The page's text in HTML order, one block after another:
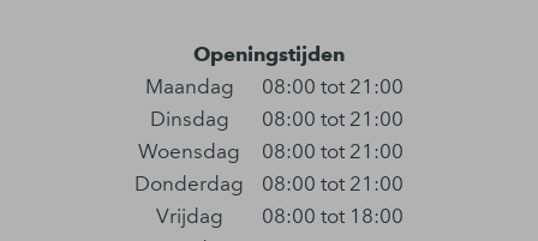
Openingstijden
Maandag
08:00 tot 21:00
Dinsdag
08:00 tot 21:00
Woensdag
08:00 tot 21:00
Donderdag
08:00 tot 21:00
Vrijdag
08:00 tot 18:00